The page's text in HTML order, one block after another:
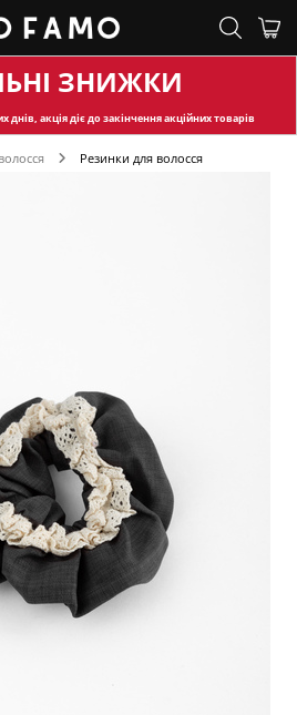
ЗНИЖКИ
днів, акція діє до закінчення акційних товарів
Резинки для волосся